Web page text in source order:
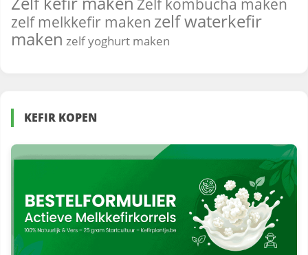
Zelf kombucha maken
zelf melkkefir maken zelf waterkefir
maken zelf yoghurt maken
KEFIR KOPEN